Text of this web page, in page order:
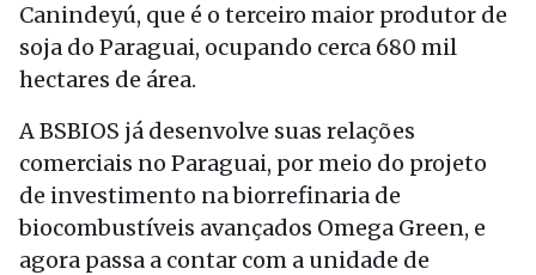
Canindeyú, que é o terceiro maior produtor de
soja do Paraguai, ocupando cerca 680 mil
hectares de área.
A BSBIOS já desenvolve suas relações
comerciais no Paraguai, por meio do projeto
de investimento na biorrefinaria de
biocombustíveis avançados Omega Green, e
agora passa a contar com a unidade de